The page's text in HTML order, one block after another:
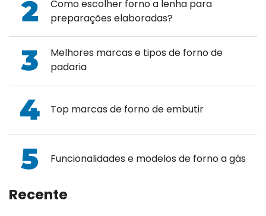
Como escolher forno a lenha para
preparações elaboradas?
Melhores marcas e tipos de forno de
padaria
Top marcas de forno de embutir
Funcionalidades e modelos de forno a gás
Recente